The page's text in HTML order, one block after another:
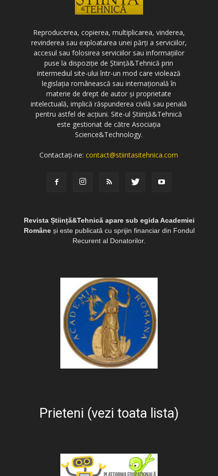
Reproducerea, copierea, multiplicarea, vinderea,
revinderea sau exploatarea unei părți a serviciilor,
accesul sau folosirea serviciilor sau informațiilor
puse la dispoziție de Știință&Tehnică prin
intermediul site-ului într-un mod care violează
legislația românească sau internațională în
materie de drept de autor și proprietate
intelectuală, implică răspunderea civilă sau penală
pentru astfel de acțiuni. Site-ul Știință&Tehnică
este gestionat de către Asociația
Science&Technology.
Contactați-ne:contact@stiintasitehnica.com
Revista Știință&Tehnică apare sub egida Academiei
Româneși este publicată cu sprijin financiar din Fondul
Recurent al Donatorilor.
Prieteni (vezi toata lista)